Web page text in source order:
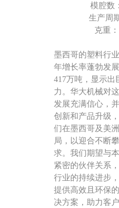
模腔数：
生产周
克重：
墨西哥的塑料行
年增长率蓬勃发
417万吨，显示出
力。华大机械对
发展充满信心，
创新和产品升级
们在墨西哥及美
局，以迎合不断
求。我们期望与
紧密的伙伴关系
行业的持续进步
提供高效且环保
决方案，助力客